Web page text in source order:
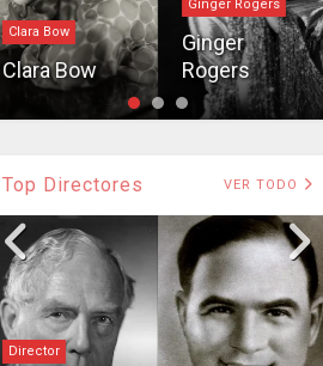
Clara Bow
Clara Bow
Ginger Rogers
Ginger
Rogers
Top Directores VER TODO
Director